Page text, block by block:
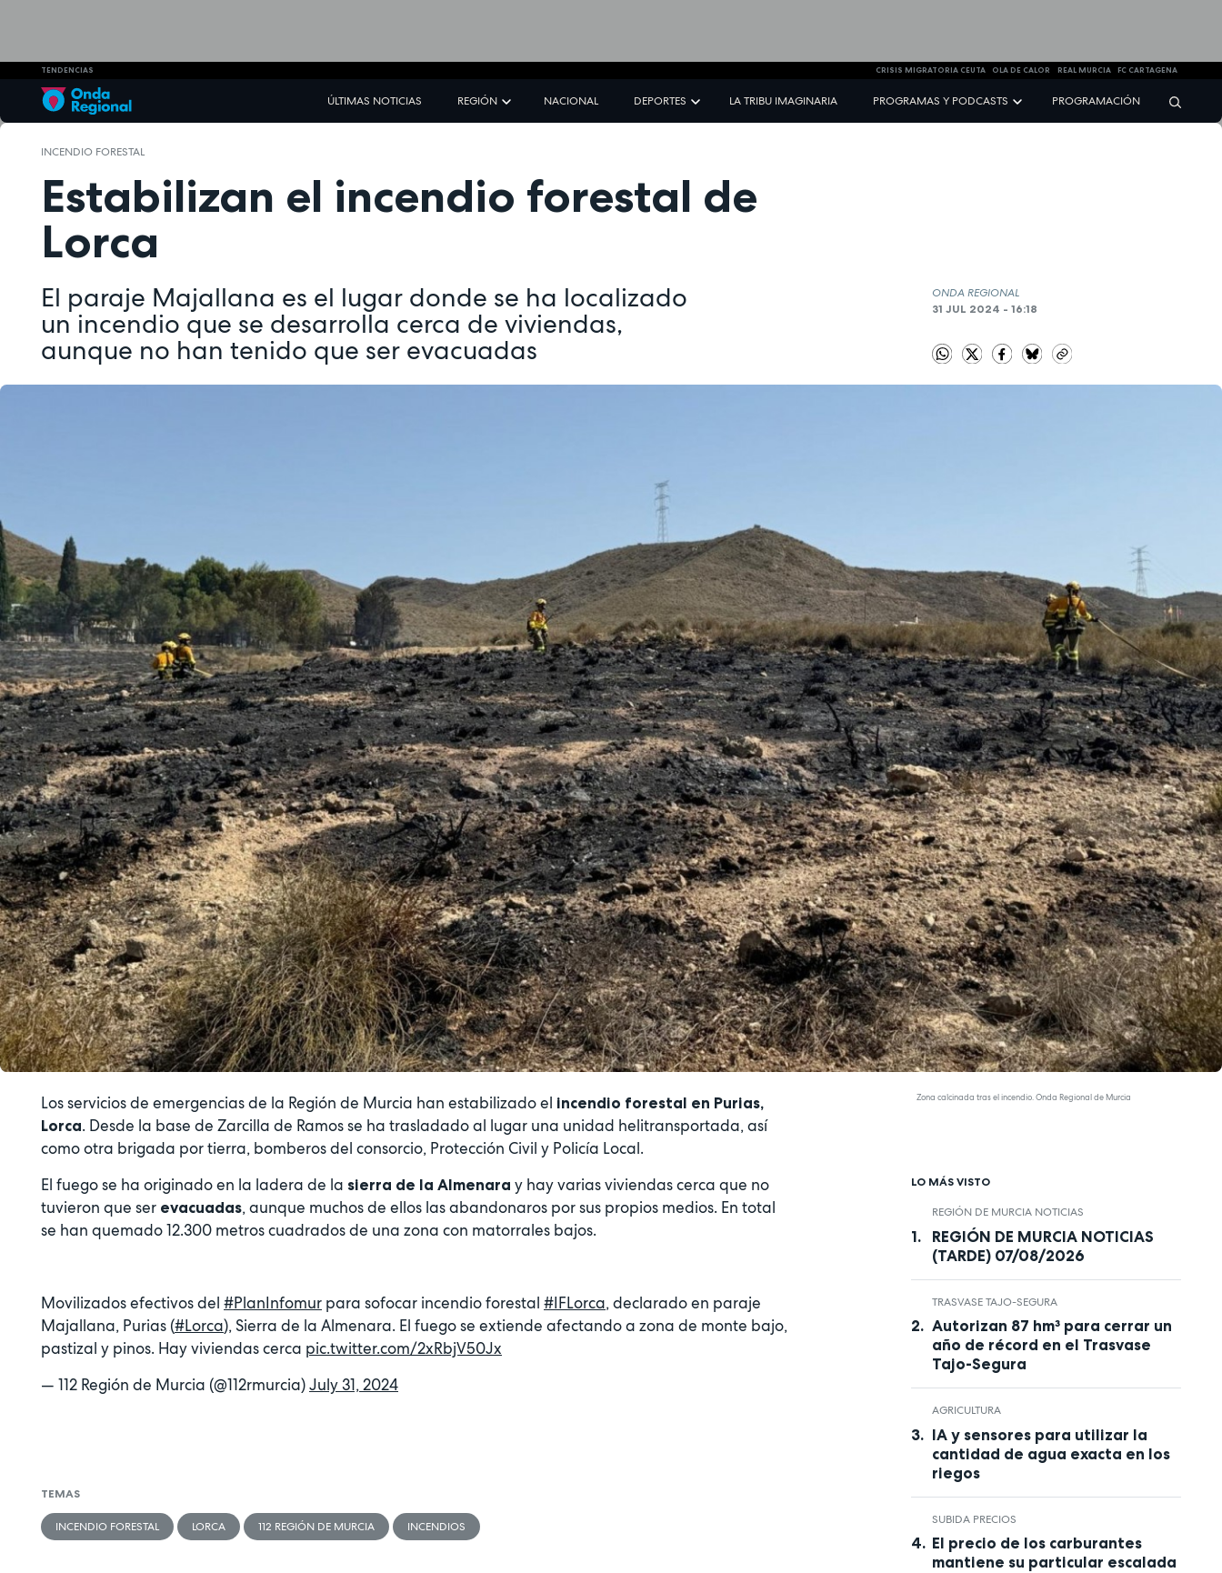
TENDENCIAS CRISIS MIGRATORIA CEUTA OLA DE CALOR REAL MURCIA FC CARTAGENA
ÚLTIMAS NOTICIAS REGIÓN NACIONAL DEPORTES LA TRIBU IMAGINARIA PROGRAMAS Y PODCASTS PROGRAMACIÓN
INCENDIO FORESTAL
Estabilizan el incendio forestal de
Lorca
El paraje Majallana es el lugar donde se ha localizado
un incendio que se desarrolla cerca de viviendas,
aunque no han tenido que ser evacuadas
ONDA REGIONAL
31 JUL 2024 - 16:18
Zona calcinada tras el incendio. Onda Regional de Murcia
Los servicios de emergencias de la Región de Murcia han estabilizado el incendio forestal en Purias,
Lorca. Desde la base de Zarcilla de Ramos se ha trasladado al lugar una unidad helitransportada, así
como otra brigada por tierra, bomberos del consorcio, Protección Civil y Policía Local.
El fuego se ha originado en la ladera de la sierra de la Almenara y hay varias viviendas cerca que no
tuvieron que ser evacuadas, aunque muchos de ellos las abandonaros por sus propios medios. En total
se han quemado 12.300 metros cuadrados de una zona con matorrales bajos.
Movilizados efectivos del #PlanInfomur para sofocar incendio forestal #IFLorca, declarado en paraje
Majallana, Purias (#Lorca), Sierra de la Almenara. El fuego se extiende afectando a zona de monte bajo,
pastizal y pinos. Hay viviendas cerca pic.twitter.com/2xRbjV50Jx
— 112 Región de Murcia (@112rmurcia)July 31, 2024
TEMAS
INCENDIO FORESTAL LORCA 112 REGIÓN DE MURCIA INCENDIOS
LO MÁS VISTO
REGIÓN DE MURCIA NOTICIAS
REGIÓN DE MURCIA NOTICIAS
(TARDE) 07/08/2026
TRASVASE TAJO-SEGURA
Autorizan 87 hm³ para cerrar un
año de récord en el Trasvase
Tajo-Segura
AGRICULTURA
IA y sensores para utilizar la
cantidad de agua exacta en los
riegos
SUBIDA PRECIOS
El precio de los carburantes
mantiene su particular escalada